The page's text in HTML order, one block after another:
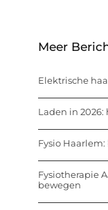
Meer
Elektrische
Laden in
Fysio
Fysiotherapie
bewegen